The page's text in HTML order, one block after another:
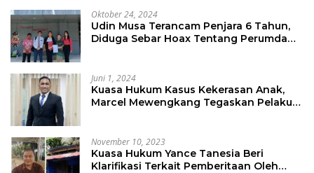
Oktober 24, 2024
Udin Musa Terancam Penjara 6 Tahun,
Diduga Sebar Hoax Tentang Perumda
Juni 1, 2024
Kuasa Hukum Kasus Kekerasan Anak,
Marcel Mewengkang Tegaskan Pelaku
November 10, 2023
Kuasa Hukum Yance Tanesia Beri
Klarifikasi Terkait Pemberitaan Oleh